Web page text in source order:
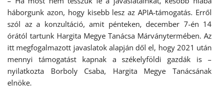
háborgunk azon, hogy kisebb lesz az APIA-támogatás. Erről
szól az a konzultáció, amit pénteken, december 7-én 14
órától tartunk Hargita Megye Tanácsa Márványtermében. Az
itt megfogalmazott javaslatok alapján dől el, hogy 2021 után
mennyi támogatást kapnak a székelyföldi gazdák is –
nyilatkozta Borboly Csaba, Hargita Megye Tanácsának
elnöke.